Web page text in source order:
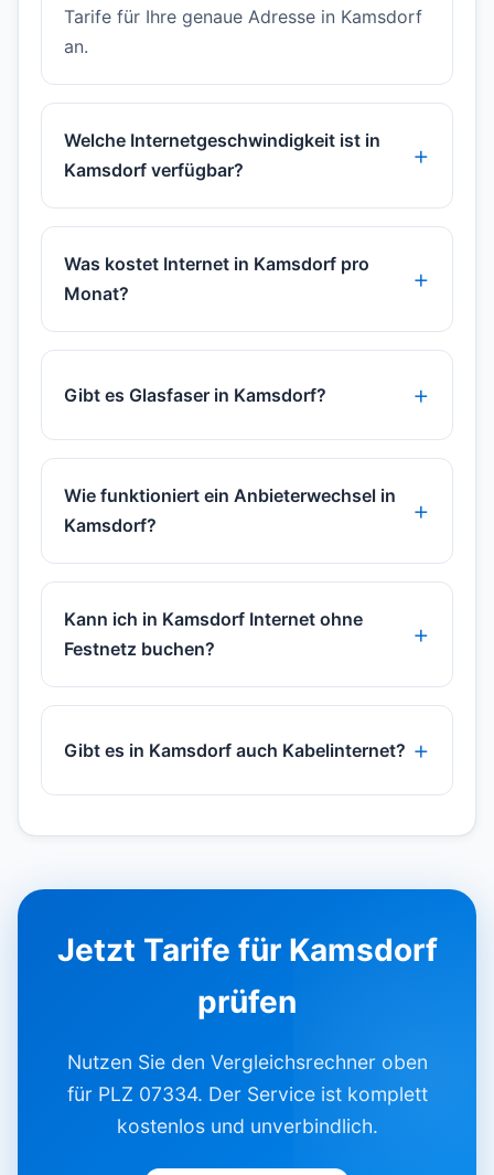
Tarife für Ihre genaue Adresse in Kamsdorf
an.
Welche Internetgeschwindigkeit ist in
Kamsdorf verfügbar?
Was kostet Internet in Kamsdorf pro
Monat?
Gibt es Glasfaser in Kamsdorf?
Wie funktioniert ein Anbieterwechsel in
Kamsdorf?
Kann ich in Kamsdorf Internet ohne
Festnetz buchen?
Gibt es in Kamsdorf auch Kabelinternet?
Jetzt Tarife für Kamsdorf
prüfen
Nutzen Sie den Vergleichsrechner oben
für PLZ 07334. Der Service ist komplett
kostenlos und unverbindlich.